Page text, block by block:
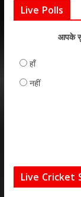
Live Polls
आपके
हाँ
नहीं
Live Cricket